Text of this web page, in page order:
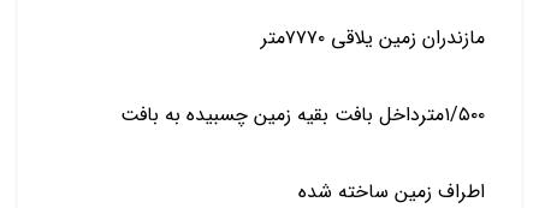
مازندران زمین یلاقی ۷۷۷۰متر
۱/۵۰۰مترداخل بافت بقیه زمین چسبیده به بافت
اطراف زمین ساخته شده